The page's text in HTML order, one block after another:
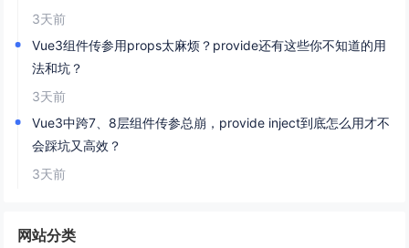
3天前
Vue3组件传参用props太麻烦？provide还有这些你不知道的用
法和坑？
3天前
Vue3中跨7、8层组件传参总崩，provide inject到底怎么用才不
会踩坑又高效？
3天前
网站分类